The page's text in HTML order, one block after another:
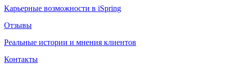
Карьерные возможности в iSpring
Отзывы
Реальные истории и мнения клиентов
Контакты